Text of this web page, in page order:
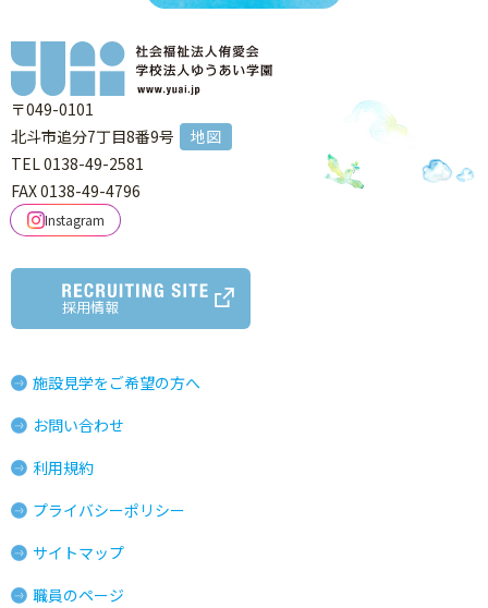
〒049-0101
北斗市追分7丁目8番9号
地図
TEL 0138-49-2581
FAX 0138-49-4796
Instagram
採用情報
施設見学をご希望の方へ
お問い合わせ
利用規約
プライバシーポリシー
サイトマップ
職員のページ